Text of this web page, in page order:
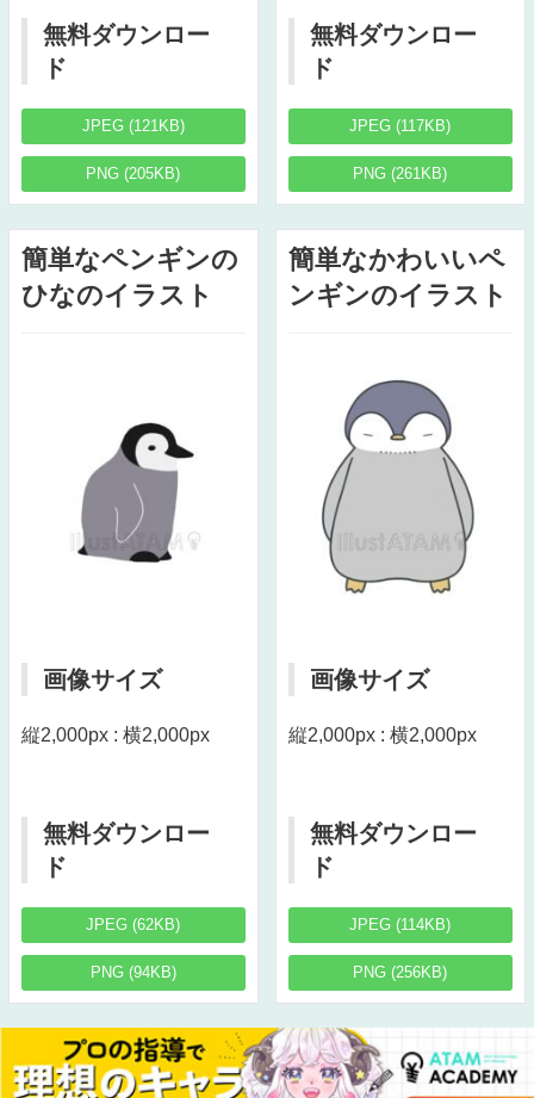
無料ダウンロー
ド
JPEG (121KB)
PNG (205KB)
無料ダウンロー
ド
JPEG (117KB)
PNG (261KB)
簡単なペンギンの
ひなのイラスト
画像サイズ
縦2,000px : 横2,000px
無料ダウンロー
ド
JPEG (62KB)
PNG (94KB)
簡単なかわいいペ
ンギンのイラスト
画像サイズ
縦2,000px : 横2,000px
無料ダウンロー
ド
JPEG (114KB)
PNG (256KB)